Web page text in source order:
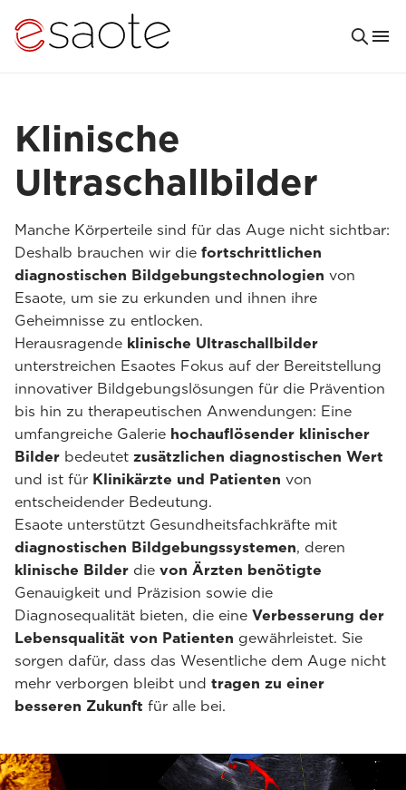
Klinische
Ultraschallbilder
Manche Körperteile sind für das Auge nicht sichtbar:
Deshalb brauchen wir die fortschrittlichen
diagnostischen Bildgebungstechnologien von
Esaote, um sie zu erkunden und ihnen ihre
Geheimnisse zu entlocken.
Herausragende klinische Ultraschallbilder
unterstreichen Esaotes Fokus auf der Bereitstellung
innovativer Bildgebungslösungen für die Prävention
bis hin zu therapeutischen Anwendungen: Eine
umfangreiche Galerie hochauflösender klinischer
Bilder bedeutet zusätzlichen diagnostischen Wert
und ist für Klinikärzte und Patienten von
entscheidender Bedeutung.
Esaote unterstützt Gesundheitsfachkräfte mit
diagnostischen Bildgebungssystemen, deren
klinische Bilder die von Ärzten benötigte
Genauigkeit und Präzision sowie die
Diagnosequalität bieten, die eine Verbesserung der
Lebensqualität von Patienten gewährleistet. Sie
sorgen dafür, dass das Wesentliche dem Auge nicht
mehr verborgen bleibt und tragen zu einer
besseren Zukunft für alle bei.